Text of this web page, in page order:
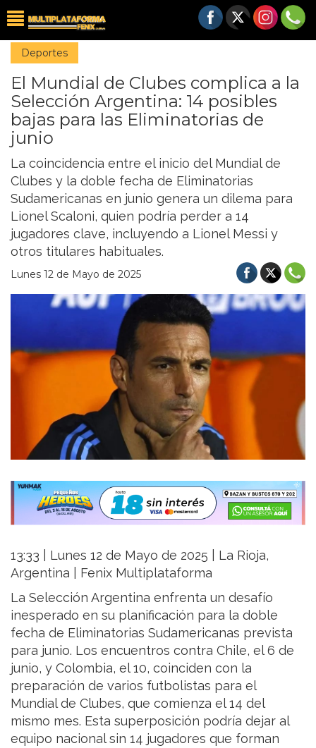
Deportes
El Mundial de Clubes complica a la
Selección Argentina: 14 posibles
bajas para las Eliminatorias de
junio
La coincidencia entre el inicio del Mundial de
Clubes y la doble fecha de Eliminatorias
Sudamericanas en junio genera un dilema para
Lionel Scaloni, quien podría perder a 14
jugadores clave, incluyendo a Lionel Messi y
otros titulares habituales.
Lunes 12 de Mayo de 2025
13:33 | Lunes 12 de Mayo de 2025 | La Rioja,
Argentina | Fenix Multiplataforma
La Selección Argentina enfrenta un desafío
inesperado en su planificación para la doble
fecha de Eliminatorias Sudamericanas prevista
para junio. Los encuentros contra Chile, el 6 de
junio, y Colombia, el 10, coinciden con la
preparación de varios futbolistas para el
Mundial de Clubes, que comienza el 14 del
mismo mes. Esta superposición podría dejar al
equipo nacional sin 14 jugadores que forman